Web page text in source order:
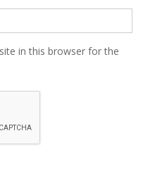
in this browser for the